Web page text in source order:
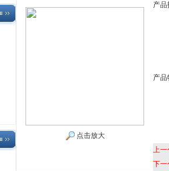
点击放大
产品
产品
上一
下一